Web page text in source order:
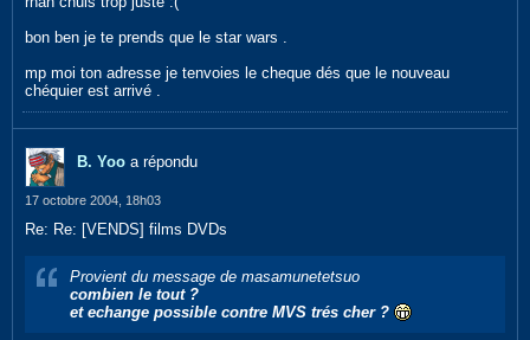
bon ben je te prends que le star wars .
mp moi ton adresse je tenvoies le cheque dés que le nouveau
chéquier est arrivé .
B. Yoo a répondu
17 octobre 2004, 18h03
Re: Re: [VENDS] films DVDs
Provient du message de masamunetetsuo
combien le tout ?
et echange possible contre MVS trés cher ?